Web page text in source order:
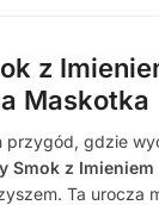
z
Maskotka
przygód, gdzie
Smok z Imieniem
Ta urocza